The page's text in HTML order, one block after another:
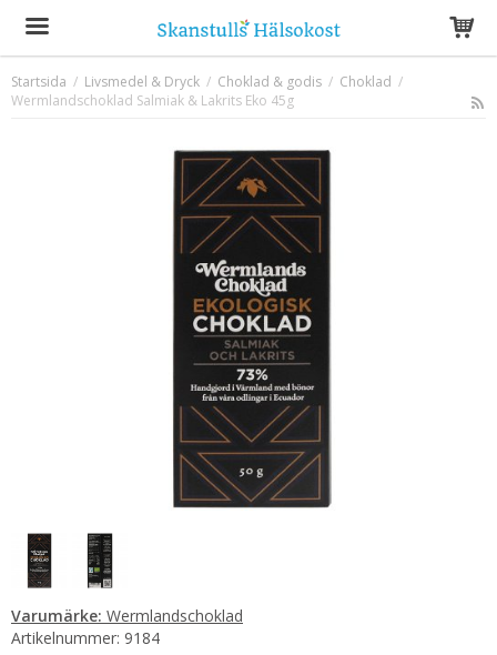
Produkten har blivit tillagd i varukorgen
Startsida / Livsmedel & Dryck / Choklad & godis / Choklad /
Wermlandschoklad Salmiak & Lakrits Eko 45g
Varumärke: Wermlandschoklad
Artikelnummer: 9184